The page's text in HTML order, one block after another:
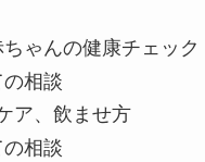
ゃんの健康チェック
相談
ア、飲ませ方
相談